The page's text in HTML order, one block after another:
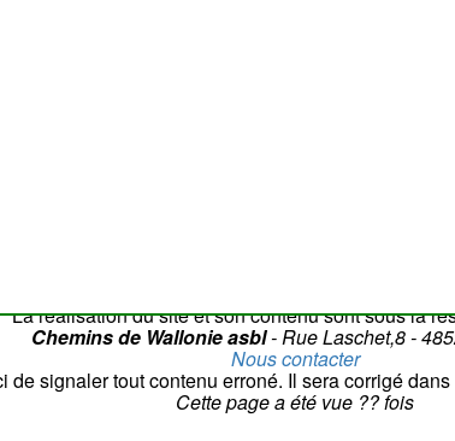
La réalisation du site et son contenu sont sous la
Chemins de Wallonie asbl- Rue Laschet,8 -
Nous contacter
de signaler tout contenu erroné. Il sera corrigé
Cette page a été vue ??fois